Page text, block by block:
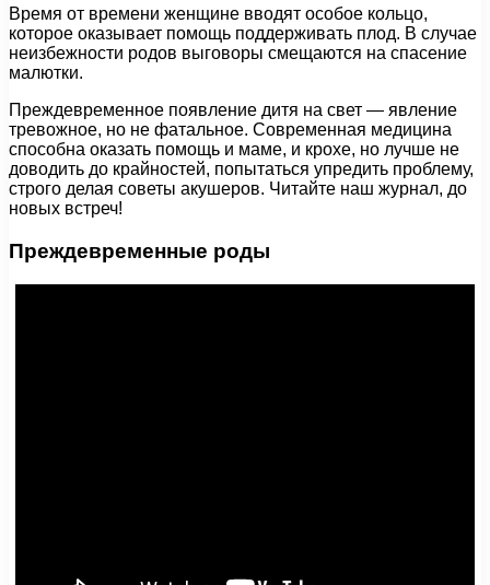
Время от времени женщине вводят особое кольцо,
которое оказывает помощь поддерживать плод. В случае
неизбежности родов выговоры смещаются на спасение
малютки.
Преждевременное появление дитя на свет — явление
тревожное, но не фатальное. Современная медицина
способна оказать помощь и маме, и крохе, но лучше не
доводить до крайностей, попытаться упредить проблему,
строго делая советы акушеров. Читайте наш журнал, до
новых встреч!
Преждевременные роды